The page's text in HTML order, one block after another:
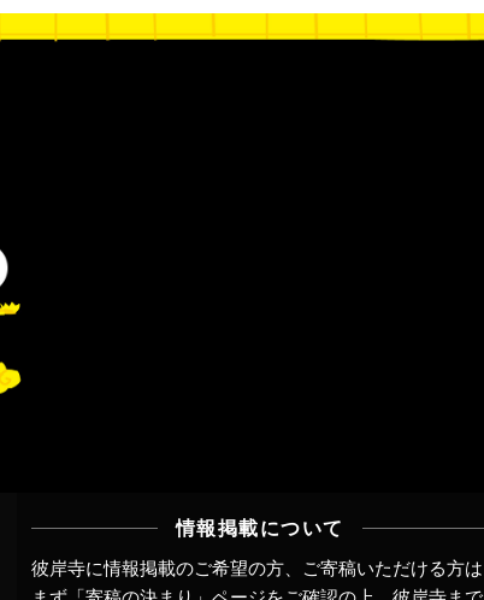
情報掲載について
彼岸寺に情報掲載のご希望の方、ご寄稿いただける方は